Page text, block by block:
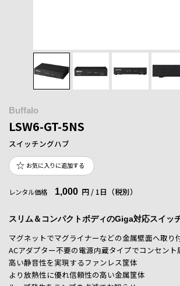
Buffalo
LSW6-GT-5NS
スイッチングハブ
お気に入りに追加する
レンタル価格 1,000 円 / 1日（税別）
スリム＆コンパクトボディのGiga対応スイッ
マグネットでマグライナーなどの金属壁面へ取り
ACアダプター不要の電源内蔵タイプでコンセント
高い静音性を実現するファンレス筐体
より放熱性に優れ信頼性の高い金属筐体